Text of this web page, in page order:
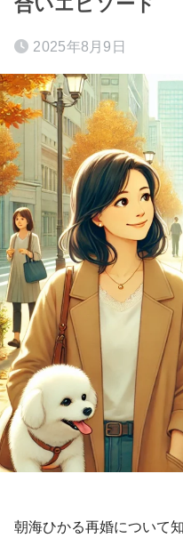
2025年8月9日
朝海ひかる再婚について